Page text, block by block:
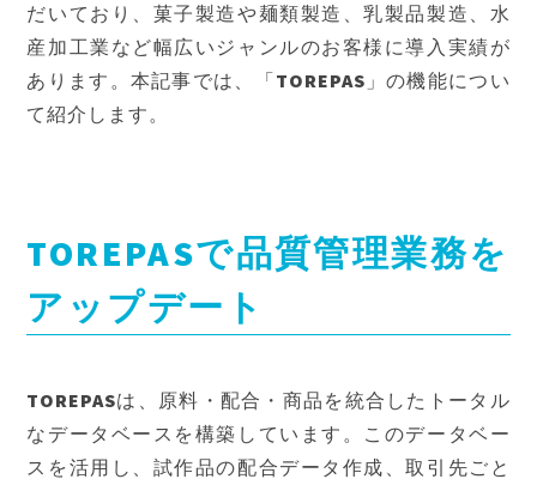
だいており、菓子製造や麺類製造、乳製品製造、水
産加工業など幅広いジャンルのお客様に導入実績が
あります。本記事では、「TOREPAS」の機能につい
て紹介します。
TOREPASで品質管理業務を
アップデート
TOREPASは、原料・配合・商品を統合したトータル
なデータベースを構築しています。このデータベー
スを活用し、試作品の配合データ作成、取引先ごと